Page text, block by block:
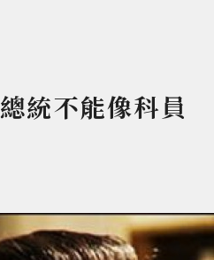
總統不能像科員